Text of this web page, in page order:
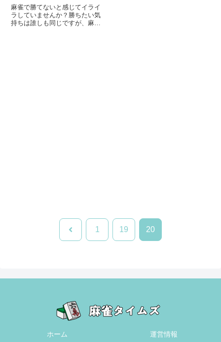
レスを軽減しよう
麻雀で勝てないと感じてイライ
ラしていませんか？勝ちたい気
持ちは誰しも同じですが、麻雀
前 1 19 20
ホーム 運営情報